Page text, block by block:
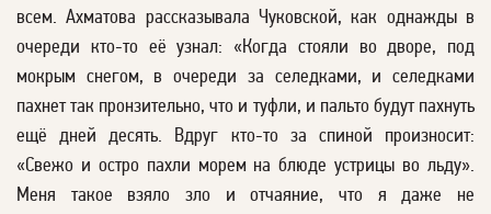
всем. Ахматова рассказывала Чуковской, как однажды в
очереди кто-то её узнал: «Когда стояли во дворе, под
мокрым снегом, в очереди за селедками, и селедками
пахнет так пронзительно, что и туфли, и пальто будут пахнуть
ещё дней десять. Вдруг кто-то за спиной произносит:
«Свежо и остро пахли морем на блюде устрицы во льду».
Меня такое взяло зло и отчаяние, что я даже не